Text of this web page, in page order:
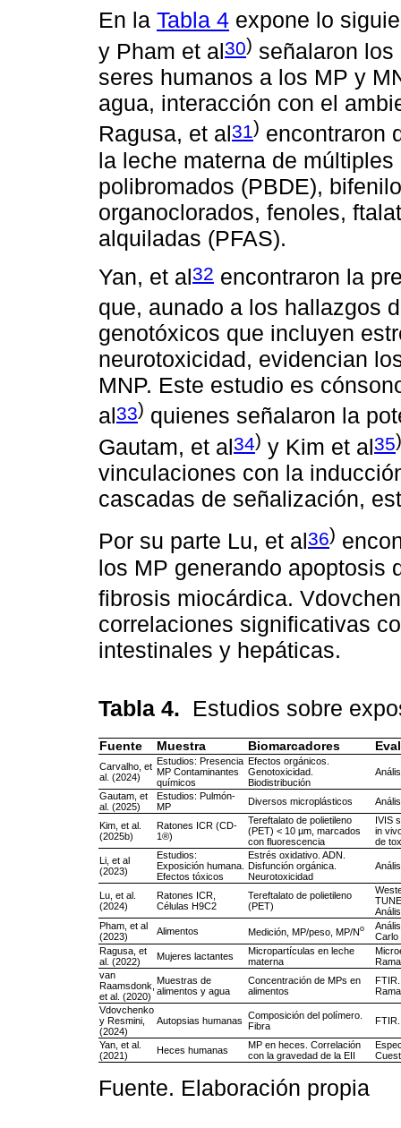
En la Tabla 4 expone lo
y Pham et al30) señalaron
seres humanos a los MP y
agua, interacción con el
Ragusa, et al31) encontraron
la leche materna de
polibromados (PBDE),
organoclorados, fenoles,
alquiladas (PFAS).
Yan, et al32 encontraron la
que, aunado a los hallazgos
genotóxicos que incluyen
neurotoxicidad, evidencian
MNP. Este estudio es
al33) quienes señalaron la
Gautam, et al34) y Kim et al35)
vinculaciones con la
cascadas de señalización,
Por su parte Lu, et al36)
los MP generando apoptosis
fibrosis miocárdica.
correlaciones significativas
intestinales y hepáticas.
Tabla 4. Estudios sobre
Fuente Muestra Biomarcadores
Carvalho, et
al. (2024)
Estudios: Presencia
MP Contaminantes
químicos
Efectos orgánicos.
Genotoxicidad.
Biodistribución
Gautam, et
al. (2025)
Estudios: Pulmón-
MP
Diversos microplásticos
Kim, et al.
(2025b)
Ratones ICR (CD-
1®)
Tereftalato de polietileno
(PET) < 10 µm, marcados
con fluorescencia
IVIS
in
de
Li, et al
(2023)
Estudios:
Exposición humana.
Efectos tóxicos
Estrés oxidativo. ADN.
Disfunción orgánica.
Neurotoxicidad
Lu, et al.
(2024)
Ratones ICR,
Células H9C2
Tereftalato de polietileno
(PET)
Pham, et al
(2023)
Alimentos Medición, MP/peso, MP/No
Carlo
Ragusa, et
al. (2022)
Mujeres lactantes
Micropartículas en leche
materna
van
Raamsdonk,
et al. (2020)
Muestras de
alimentos y agua
Concentración de MPs en
alimentos
Vdovchenko
y Resmini,
(2024)
Autopsias humanas Composición del polímero.
Fibra
Yan, et al.
(2021)
Heces humanas
MP en heces. Correlación
con la gravedad de la EII
Fuente. Elaboración propia